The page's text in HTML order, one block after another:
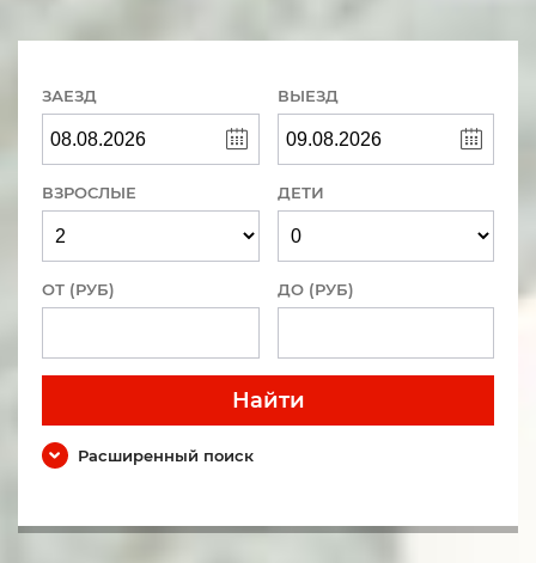
ЗАЕЗД ВЫЕЗД
ВЗРОСЛЫЕ ДЕТИ
ОТ (РУБ) ДО (РУБ)
Найти
Расширенный поиск